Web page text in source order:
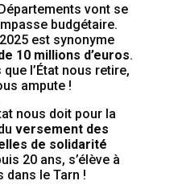
vont se
budgétaire.
est synonyme
10 millions d’euros.
que l’État nous retire,
ampute !
nous doit pour la
versement des
de solidarité
20 ans, s’élève à
dans le Tarn !